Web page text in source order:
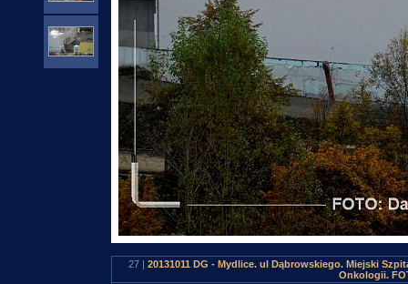
27 | 20131011 DG - Mydlice. ul Dąbrowskiego. Miejski
Onkologii.